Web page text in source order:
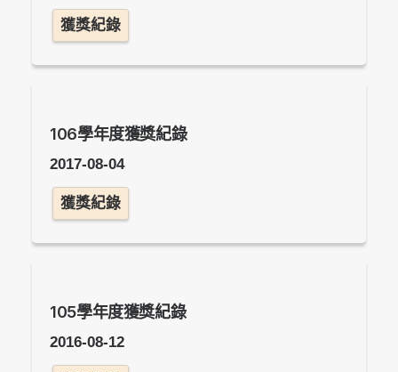
獲獎紀錄
106學年度獲獎紀錄
2017-08-04
獲獎紀錄
105學年度獲獎紀錄
2016-08-12